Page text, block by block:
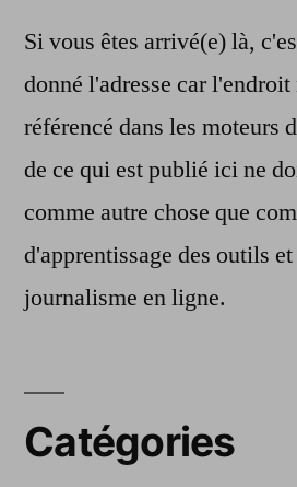
Si vous êtes arrivé(e) là,
donné l'adresse car l'endroit
référencé dans les moteurs
de ce qui est publié ici ne
comme autre chose que
d'apprentissage des outils
journalisme en ligne.
Catégories